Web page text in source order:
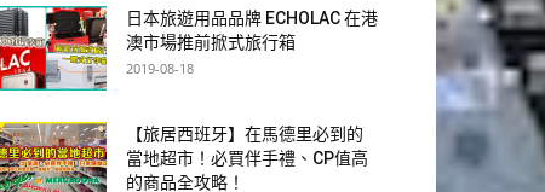
日本旅遊用品品牌 ECHOLAC 在港
澳市場推前掀式旅行箱
2019-08-18
【旅居西班牙】在馬德里必到的
當地超市！必買伴手禮、CP值高
的商品全攻略！